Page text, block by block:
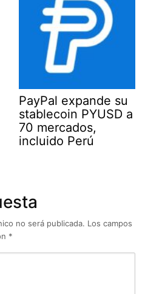
PayPal expande su
stablecoin PYUSD a
70 mercados,
incluido Perú
no será publicada. Los campos
*